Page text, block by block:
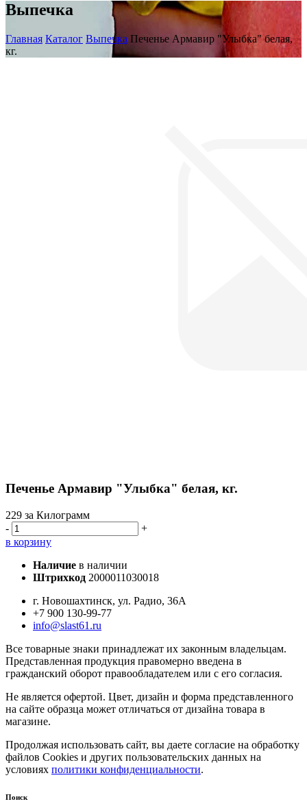
Выпечка
Главная Каталог Выпечка Печенье Армавир "Улыбка" белая,
кг.
Печенье Армавир "Улыбка" белая, кг.
229 за Килограмм
-
+
в корзину
Наличие в наличии
Штрихкод 2000011030018
г. Новошахтинск, ул. Радио, 36А
+7 900 130-99-77
info@slast61.ru
Все товарные знаки принадлежат их законным владельцам.
Представленная продукция правомерно введена в
гражданский оборот правообладателем или с его согласия.
Не является офертой. Цвет, дизайн и форма представленного
на сайте образца может отличаться от дизайна товара в
магазине.
Продолжая использовать сайт, вы даете согласие на обработку
файлов Cookies и других пользовательских данных на
условиях политики конфиденциальности.
Поиск